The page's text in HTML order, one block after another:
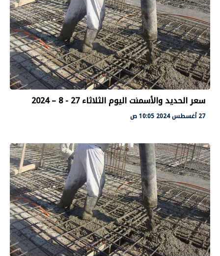
سعر الحديد والأسمنت اليوم الثلاثاء 27 - 8 – 2024
27 أغسطس 2024 10:05 ص